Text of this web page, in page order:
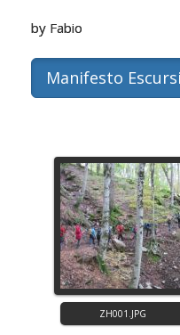
by Fabio
Manifesto